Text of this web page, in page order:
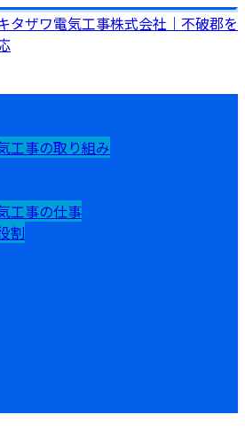
工事の取り組み
工事の仕事
割